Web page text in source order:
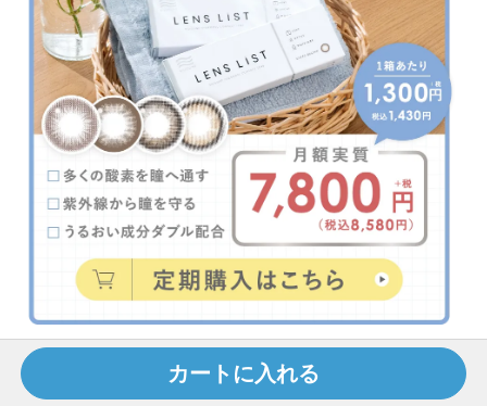
カートに入れる